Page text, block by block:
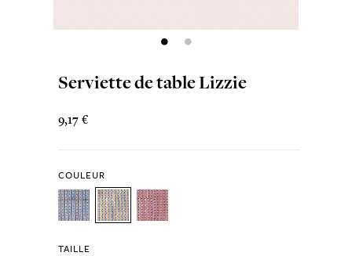
Serviette de table Lizzie
9,17 €
COULEUR
TAILLE